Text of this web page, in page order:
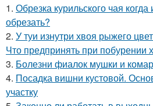
1. Обрезка курильского чая
обрезать?
2. У туи изнутри хвоя рыжего
Что предпринять при побурении
3. Болезни фиалок мушки и
4. Посадка вишни кустовой.
участку